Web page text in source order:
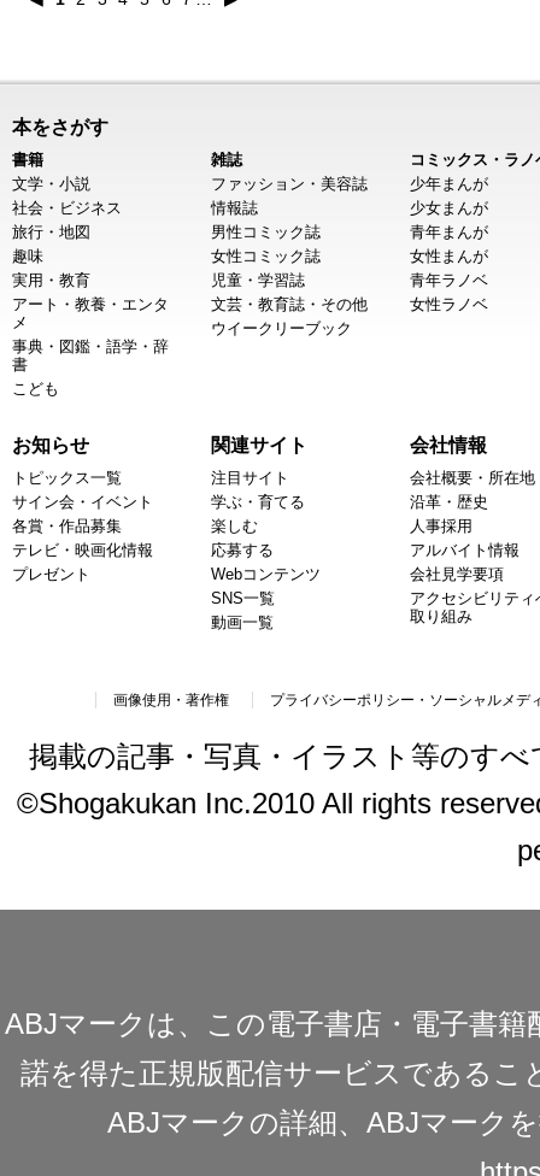
本をさがす
書籍
文学・小説
社会・ビジネス
旅行・地図
趣味
実用・教育
アート・教養・エンタ
メ
事典・図鑑・語学・辞
書
こども
雑誌
ファッション・美容誌
情報誌
男性コミック誌
女性コミック誌
児童・学習誌
文芸・教育誌・その他
ウイークリーブック
コミックス・ラノ
少年まんが
少女まんが
青年まんが
女性まんが
青年ラノベ
女性ラノベ
お知らせ
トピックス一覧
サイン会・イベント
各賞・作品募集
テレビ・映画化情報
プレゼント
関連サイト
注目サイト
学ぶ・育てる
楽しむ
応募する
Webコンテンツ
SNS一覧
動画一覧
会社情報
会社概要・所在地
沿革・歴史
人事採用
アルバイト情報
会社見学要項
アクセシビリティ
取り組み
画像使用・著作権 プライバシーポリシー・ソーシャルメデ
掲載の記事・写真・イラスト等のす
©Shogakukan Inc.2010 All rights
ABJマークは、この電子書店・電子書
諾を得た正規版配信サービスであるこ
ABJマークの詳細、ABJマーク